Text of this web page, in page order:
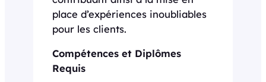
place d’expériences inoubliables
pour les clients.
Compétences et Diplômes
Requis